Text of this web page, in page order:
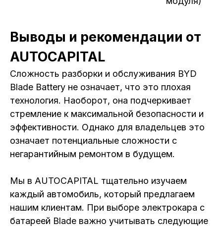
Выводы и рекомендации от
AUTOCAPITAL
Сложность разборки и обслуживания BYD
Blade Battery не означает, что это плохая
технология. Наоборот, она подчеркивает
стремление к максимальной безопасности и
эффективности. Однако для владельцев это
означает потенциальные сложности с
негарантийным ремонтом в будущем.
Мы в AUTOCAPITAL тщательно изучаем
каждый автомобиль, который предлагаем
нашим клиентам. При выборе электрокара с
батареей Blade важно учитывать следующие